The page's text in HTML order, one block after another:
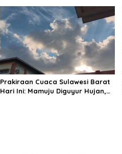
Prakiraan Cuaca Sulawesi Barat
Hari Ini: Mamuju Diguyur Hujan,